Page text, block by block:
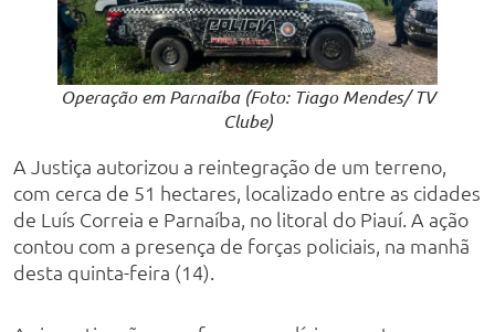
Operação em Parnaíba (Foto: Tiago Mendes/ TV
Clube)
A Justiça autorizou a reintegração de um terreno,
com cerca de 51 hectares, localizado entre as cidades
de Luís Correia e Parnaíba, no litoral do Piauí. A ação
contou com a presença de forças policiais, na manhã
desta quinta-feira (14).